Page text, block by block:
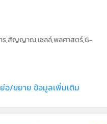
ร,สัญญาณ,เซลล์,พลศาสตร์,G-
มหาวิทยาลัยมหิดล
ย่อ/ขยาย ข้อมูลเพิ่มเติม